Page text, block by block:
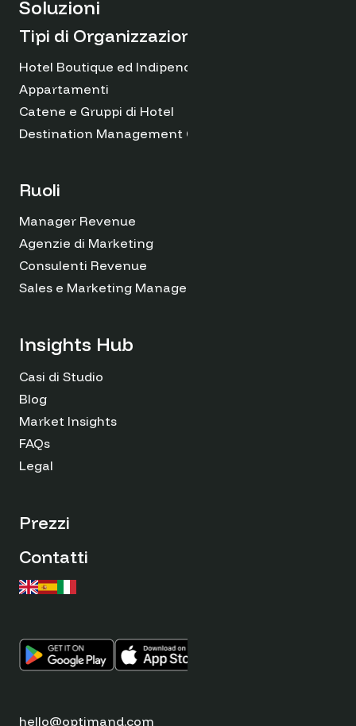
Soluzioni
Tipi di Organizzazioni
Hotel Boutique ed Indipendenti
Appartamenti
Catene e Gruppi di Hotel
Destination Management Organizations
Ruoli
Manager Revenue
Agenzie di Marketing
Consulenti Revenue
Sales e Marketing Managers
Insights Hub
Casi di Studio
Blog
Market Insights
FAQs
Legal
Prezzi
Contatti
hello@optimand.com